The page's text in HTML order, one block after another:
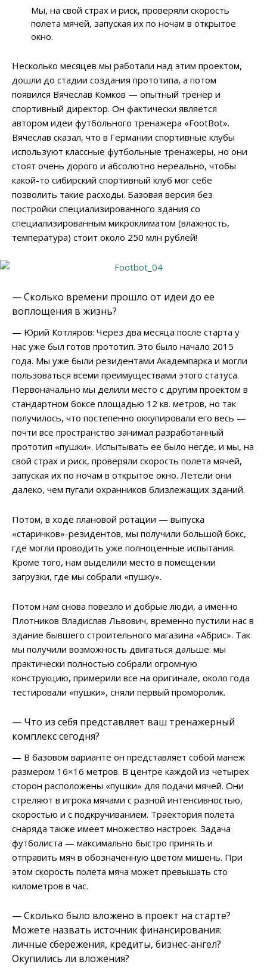
Мы, на свой страх и риск, проверяли скорость
полета мячей, запуская их по ночам в открытое
окно.
Несколько месяцев мы работали над этим проектом,
дошли до стадии создания прототипа, а потом
появился Вячеслав Комков — опытный тренер и
спортивный директор. Он фактически является
автором идеи футбольного тренажера «FootBot».
Вячеслав сказал, что в Германии спортивные клубы
используют классные футбольные тренажеры, но они
стоят очень дорого и абсолютно нереально, чтобы
какой-то сибирский спортивный клуб мог себе
позволить такие расходы. Базовая версия без
постройки специализированного здания со
специализированным микроклиматом (влажность,
температура) стоит около 250 млн рублей!
— Сколько времени прошло от идеи до ее
воплощения в жизнь?
— Юрий Котляров: Через два месяца после старта у
нас уже был готов прототип. Это было начало 2015
года. Мы уже были резидентами Академпарка и могли
пользоваться всеми преимуществами этого статуса.
Первоначально мы делили место с другим проектом в
стандартном боксе площадью 12 кв. метров, но так
получилось, что постепенно оккупировали его весь —
почти все пространство занимал разработанный
прототип «пушки». Испытывать ее было негде, и мы, на
свой страх и риск, проверяли скорость полета мячей,
запуская их по ночам в открытое окно. Летели они
далеко, чем пугали охранников близлежащих зданий.
Потом, в ходе плановой ротации — выпуска
«старичков»-резидентов, мы получили большой бокс,
где могли проводить уже полноценные испытания.
Кроме того, нам выделили место в помещении
загрузки, где мы собрали «пушку».
Потом нам снова повезло и добрые люди, а именно
Плотников Владислав Львович, временно пустили нас в
здание бывшего строительного магазина «Абрис». Так
мы получили возможность двигаться дальше: мы
практически полностью собрали огромную
конструкцию, примерили все на оригинале, около года
тестировали «пушки», сняли первый проморолик.
— Что из себя представляет ваш тренажерный
комплекс сегодня?
— В базовом варианте он представляет собой манеж
размером 16×16 метров. В центре каждой из четырех
сторон расположены «пушки» для подачи мячей. Они
стреляют в игрока мячами с разной интенсивностью,
скоростью и с подкручиванием. Траектория полета
снаряда также имеет множество настроек. Задача
футболиста — максимально быстро принять и
отправить мяч в обозначенную цветом мишень. При
этом скорость полета мяча может превышать сто
километров в час.
— Сколько было вложено в проект на старте?
Можете назвать источник финансирования:
личные сбережения, кредиты, бизнес-ангел?
Окупились ли вложения?